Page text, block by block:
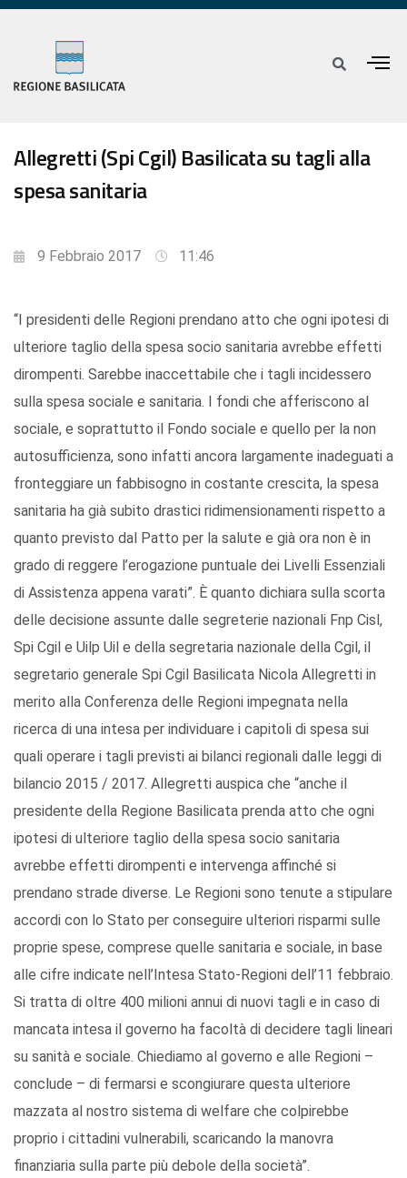
Allegretti (Spi Cgil) Basilicata su tagli alla
spesa sanitaria
9 Febbraio 2017 11:46
“I presidenti delle Regioni prendano atto che ogni ipotesi di
ulteriore taglio della spesa socio sanitaria avrebbe effetti
dirompenti. Sarebbe inaccettabile che i tagli incidessero
sulla spesa sociale e sanitaria. I fondi che afferiscono al
sociale, e soprattutto il Fondo sociale e quello per la non
autosufficienza, sono infatti ancora largamente inadeguati a
fronteggiare un fabbisogno in costante crescita, la spesa
sanitaria ha già subito drastici ridimensionamenti rispetto a
quanto previsto dal Patto per la salute e già ora non è in
grado di reggere l’erogazione puntuale dei Livelli Essenziali
di Assistenza appena varati”. È quanto dichiara sulla scorta
delle decisione assunte dalle segreterie nazionali Fnp Cisl,
Spi Cgil e Uilp Uil e della segretaria nazionale della Cgil, il
segretario generale Spi Cgil Basilicata Nicola Allegretti in
merito alla Conferenza delle Regioni impegnata nella
ricerca di una intesa per individuare i capitoli di spesa sui
quali operare i tagli previsti ai bilanci regionali dalle leggi di
bilancio 2015 / 2017. Allegretti auspica che “anche il
presidente della Regione Basilicata prenda atto che ogni
ipotesi di ulteriore taglio della spesa socio sanitaria
avrebbe effetti dirompenti e intervenga affinché si
prendano strade diverse. Le Regioni sono tenute a stipulare
accordi con lo Stato per conseguire ulteriori risparmi sulle
proprie spese, comprese quelle sanitaria e sociale, in base
alle cifre indicate nell’Intesa Stato-Regioni dell’11 febbraio.
Si tratta di oltre 400 milioni annui di nuovi tagli e in caso di
mancata intesa il governo ha facoltà di decidere tagli lineari
su sanità e sociale. Chiediamo al governo e alle Regioni –
conclude – di fermarsi e scongiurare questa ulteriore
mazzata al nostro sistema di welfare che colpirebbe
proprio i cittadini vulnerabili, scaricando la manovra
finanziaria sulla parte più debole della società”.